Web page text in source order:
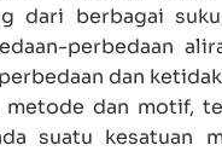
dari berbagai
perbedaan
dan
metode dan motif,
suatu kesatuan